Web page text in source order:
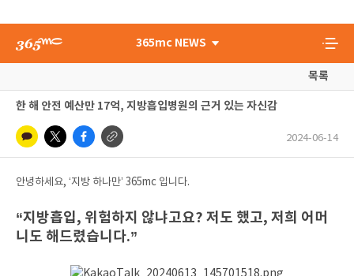
365mc NEWS
목록
한 해 안전 예산만 17억, 지방흡입병원의 근거 있는 자신감
2024-06-14
안녕하세요, ‘지방 하나만’ 365mc 입니다.
“지방흡입, 위험하지 않냐고요? 저도 했고, 저희 어머
니도 해드렸습니다.”